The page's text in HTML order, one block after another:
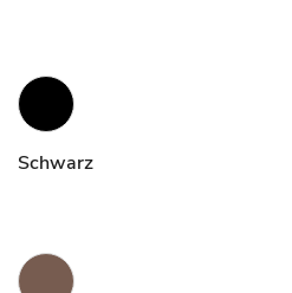
Schwarz